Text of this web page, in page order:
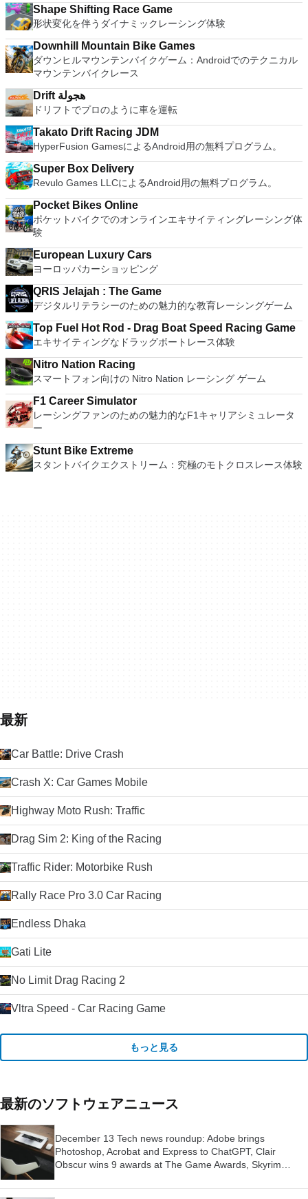
Shape Shifting Race Game
形状変化を伴うダイナミックレーシング体験
Downhill Mountain Bike Games
ダウンヒルマウンテンバイクゲーム：Androidでのテクニカル
マウンテンバイクレース
Drift هجولة
ドリフトでプロのように車を運転
Takato Drift Racing JDM
HyperFusion GamesによるAndroid用の無料プログラム。
Super Box Delivery
Revulo Games LLCによるAndroid用の無料プログラム。
Pocket Bikes Online
ポケットバイクでのオンラインエキサイティングレーシング体
験
European Luxury Cars
ヨーロッパカーショッピング
QRIS Jelajah : The Game
デジタルリテラシーのための魅力的な教育レーシングゲーム
Top Fuel Hot Rod - Drag Boat Speed Racing Game
エキサイティングなドラッグボートレース体験
Nitro Nation Racing
スマートフォン向けの Nitro Nation レーシング ゲーム
F1 Career Simulator
レーシングファンのための魅力的なF1キャリアシミュレータ
ー
Stunt Bike Extreme
スタントバイクエクストリーム：究極のモトクロスレース体験
最新
Car Battle: Drive Crash
Crash X: Car Games Mobile
Highway Moto Rush: Traffic
Drag Sim 2: King of the Racing
Traffic Rider: Motorbike Rush
Rally Race Pro 3.0 Car Racing
Endless Dhaka
Gati Lite
No Limit Drag Racing 2
Vltra Speed - Car Racing Game
もっと見る
最新のソフトウェアニュース
December 13 Tech news roundup: Adobe brings
Photoshop, Acrobat and Express to ChatGPT, Clair
Obscur wins 9 awards at The Game Awards, Skyrim